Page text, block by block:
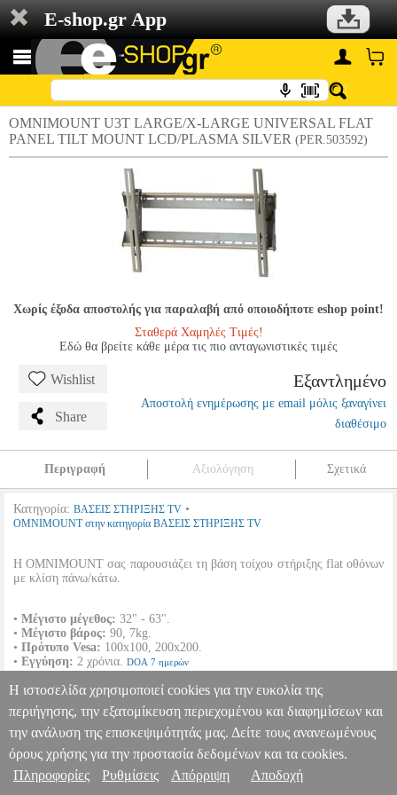
E-shop.gr App
OMNIMOUNT U3T LARGE/X-LARGE UNIVERSAL FLAT
PANEL TILT MOUNT LCD/PLASMA SILVER (PER.503592)
Χωρίς έξοδα αποστολής για παραλαβή από οποιοδήποτε eshop point!
Σταθερά Χαμηλές Τιμές!
Εδώ θα βρείτε κάθε μέρα τις πιο ανταγωνιστικές τιμές
Wishlist
Share
Εξαντλημένο
Αποστολή ενημέρωσης με email μόλις ξαναγίνει
διαθέσιμο
Περιγραφή Αξιολόγηση Σχετικά
Κατηγορία: ΒΑΣΕΙΣ ΣΤΗΡΙΞΗΣ TV •
OMNIMOUNT στην κατηγορία ΒΑΣΕΙΣ ΣΤΗΡΙΞΗΣ TV
Η OMNIMOUNT σας παρουσιάζει τη βάση τοίχου στήριξης flat οθόνων
με κλίση πάνω/κάτω.
• Μέγιστο μέγεθος: 32" - 63".
• Μέγιστο βάρος: 90, 7kg.
• Πρότυπο Vesa: 100x100, 200x200.
• Εγγύηση: 2 χρόνια. DOA 7 ημερών
OMNIMOUNT U3T LARGE/X-LARGE UNIVERSAL FLAT
PANEL TILT MOUNT LCD/PLASMA SILVER PER.503592
PER.503592
OMNIMOUNT OMNIMOUNT
ΒΑΣΕΙΣ ΣΤΗΡΙΞΗΣ
TV Κατηγορία: ΒΑΣΕΙΣ ΣΤΗΡΙΞΗΣ TV
•OMNIMOUNT στην κατηγορία ΒΑΣΕΙΣ ΣΤΗΡΙΞΗΣ TV Η
OMNIMOUNT σας παρουσιάζει τη βάση τοίχου στήριξης flat
οθόνων με κλίση πάνω/κάτω. • Μέγιστο μέγεθος: 32" - 63". •
Πληροφορίες & Υπηρεσίες >
Η ιστοσελίδα χρησιμοποιεί cookies για την ευκολία της
περιήγησης, την εξατομίκευση περιεχομένου και διαφημίσεων και
την ανάλυση της επισκεψιμότητάς μας. Δείτε τους ανανεωμένους
όρους χρήσης για την προστασία δεδομένων και τα cookies.
Πληροφορίες
Ρυθμίσεις Απόρριψη Αποδοχή